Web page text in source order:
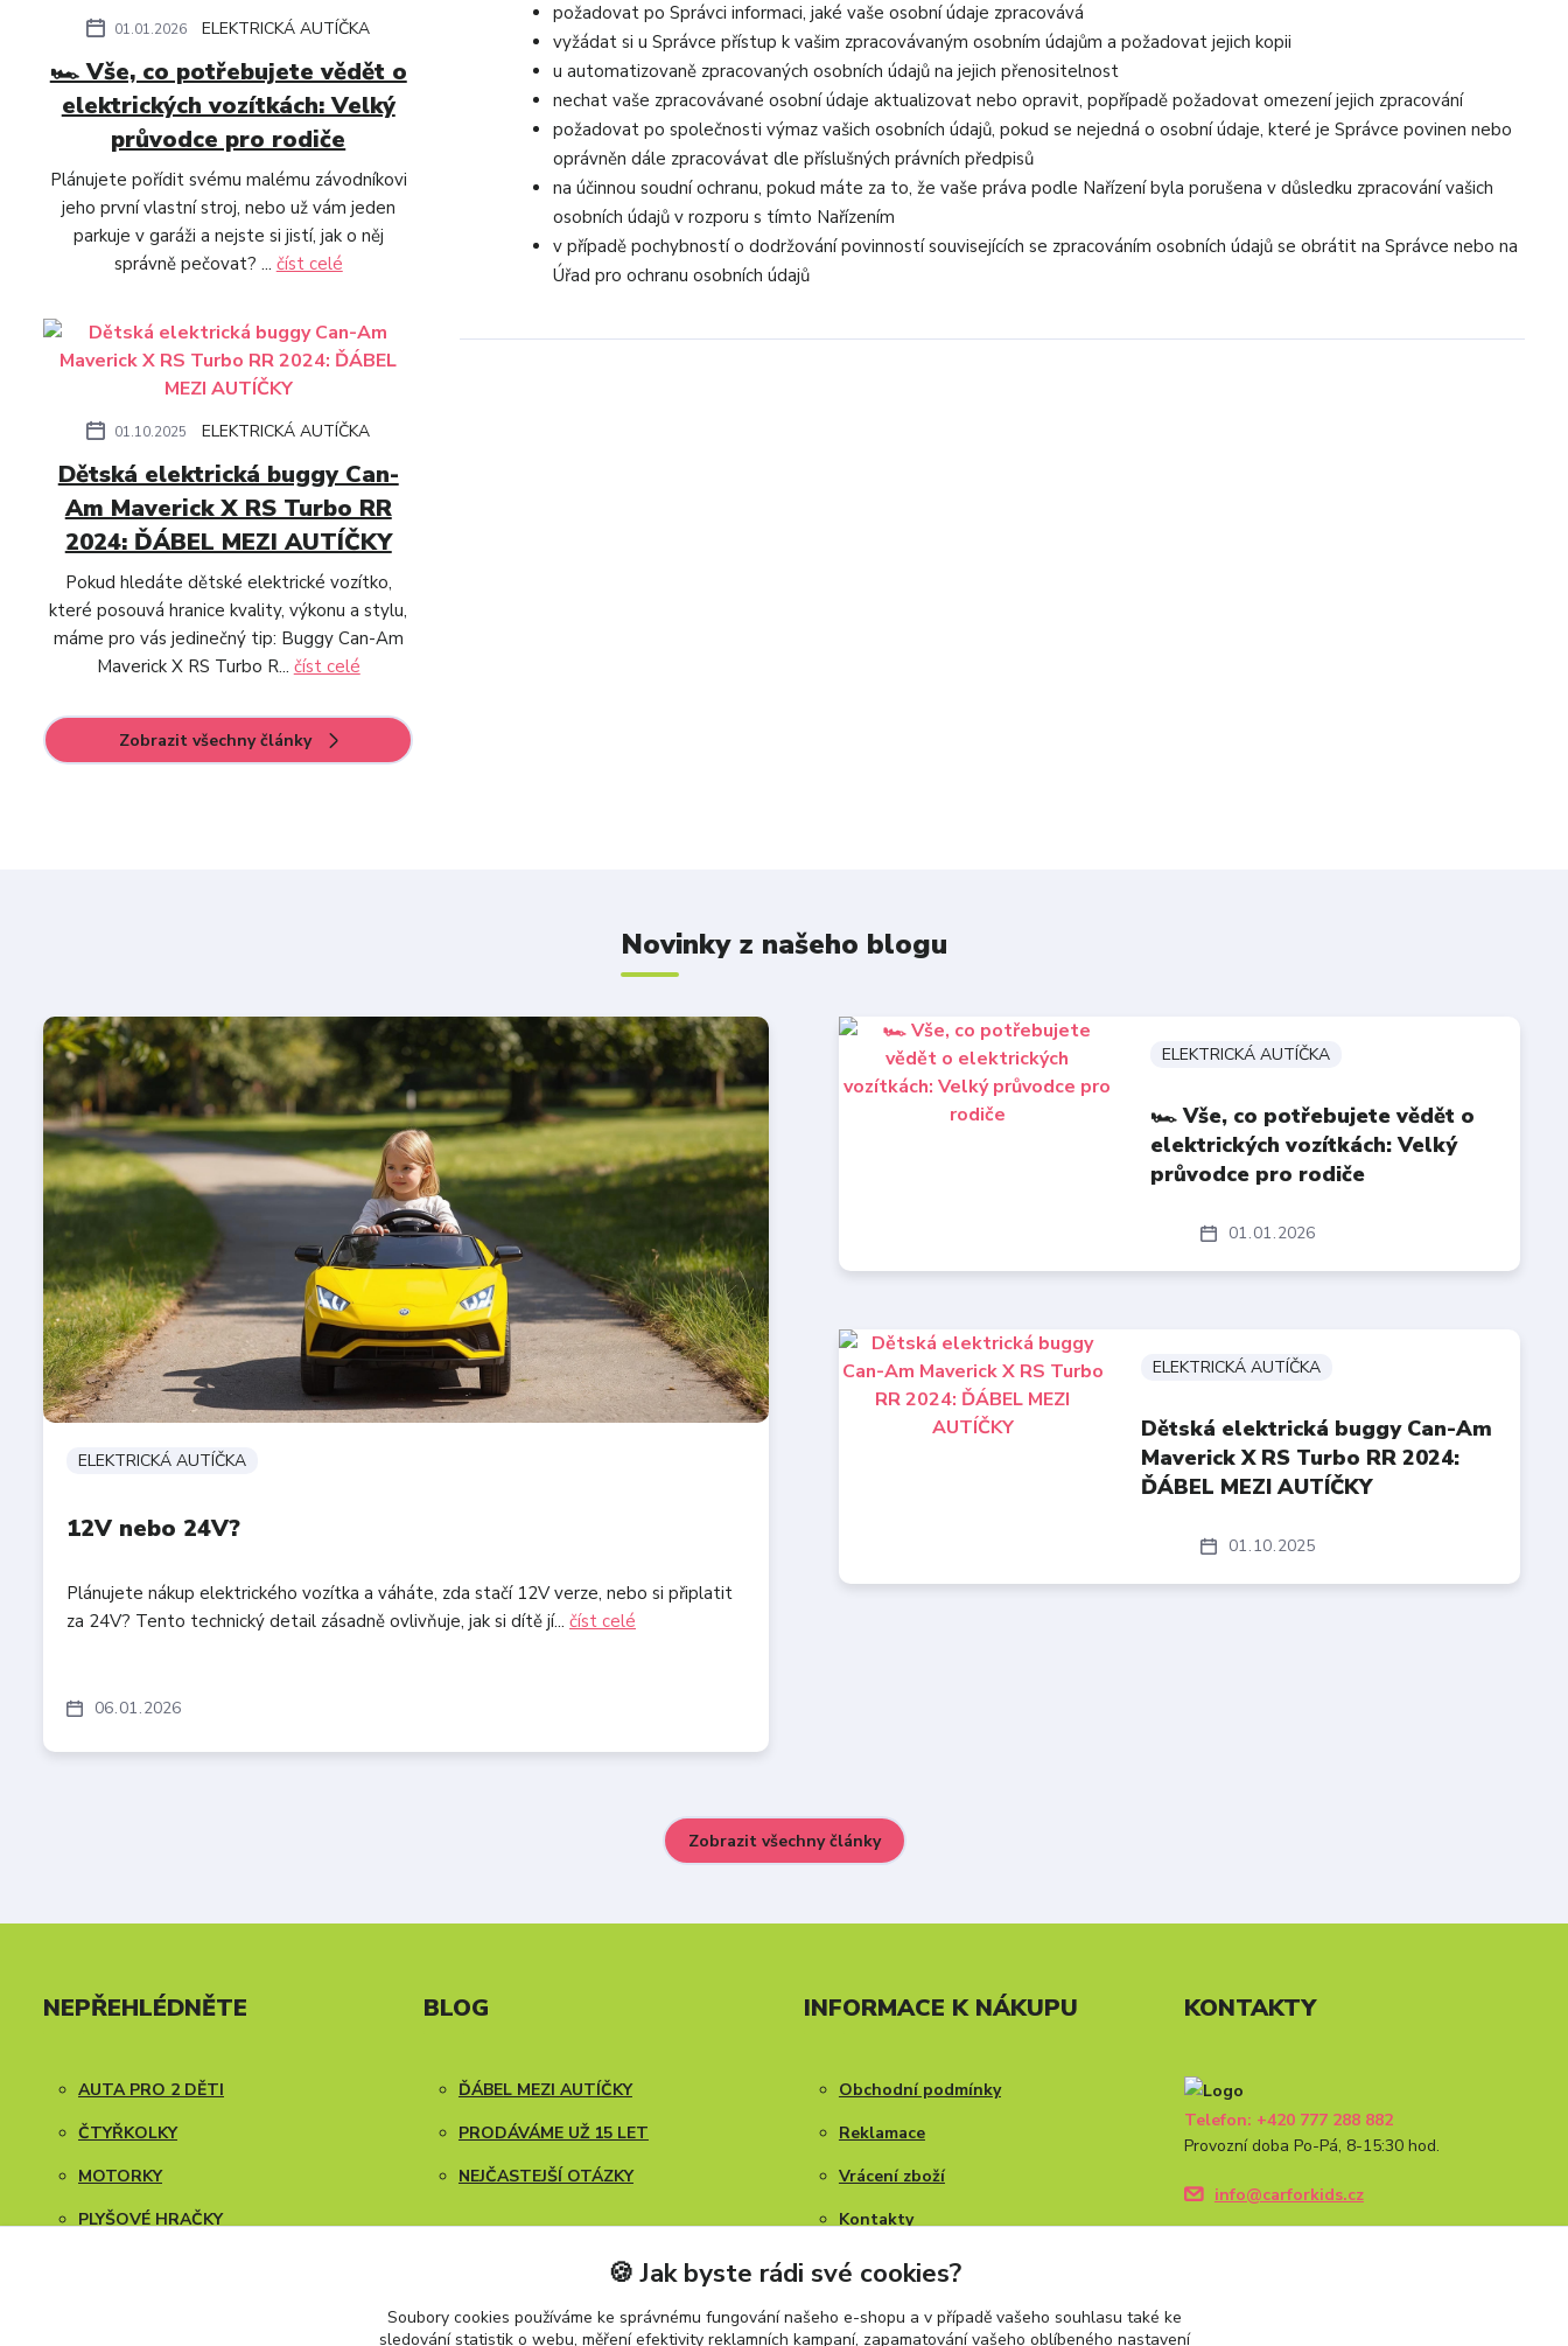
01.01.2026 ELEKTRICKÁ AUTÍČKA
🏎️ Vše, co potřebujete vědět o
elektrických vozítkách: Velký
průvodce pro rodiče
Plánujete pořídit svému malému závodníkovi
jeho první vlastní stroj, nebo už vám jeden
parkuje v garáži a nejste si jistí, jak o něj
správně pečovat? ... číst celé
01.10.2025 ELEKTRICKÁ AUTÍČKA
Dětská elektrická buggy Can-
Am Maverick X RS Turbo RR
2024: ĎÁBEL MEZI AUTÍČKY
Pokud hledáte dětské elektrické vozítko,
které posouvá hranice kvality, výkonu a stylu,
máme pro vás jedinečný tip: Buggy Can-Am
Maverick X RS Turbo R... číst celé
Zobrazit všechny články
požadovat po Správci informaci, jaké vaše osobní údaje zpracovává
vyžádat si u Správce přístup k vašim zpracovávaným osobním údajům a požadovat jejich kopii
u automatizovaně zpracovaných osobních údajů na jejich přenositelnost
nechat vaše zpracovávané osobní údaje aktualizovat nebo opravit, popřípadě požadovat omezení jejich zpracování
požadovat po společnosti výmaz vašich osobních údajů, pokud se nejedná o osobní údaje, které je Správce povinen nebo
oprávněn dále zpracovávat dle příslušných právních předpisů
na účinnou soudní ochranu, pokud máte za to, že vaše práva podle Nařízení byla porušena v důsledku zpracování vašich
osobních údajů v rozporu s tímto Nařízením
v případě pochybností o dodržování povinností souvisejících se zpracováním osobních údajů se obrátit na Správce nebo na
Úřad pro ochranu osobních údajů
Novinky z našeho blogu
06 01 2026
ELEKTRICKÁ AUTÍČKA
12V nebo 24V?
Plánujete nákup elektrického vozítka a váháte, zda stačí 12V verze, nebo si připlatit
za 24V? Tento technický detail zásadně ovlivňuje, jak si dítě jí... číst celé
01 01 2026
ELEKTRICKÁ AUTÍČKA
🏎️ Vše, co potřebujete vědět o
elektrických vozítkách: Velký
průvodce pro rodiče
01 10 2025
ELEKTRICKÁ AUTÍČKA
Dětská elektrická buggy Can-Am
Maverick X RS Turbo RR 2024:
ĎÁBEL MEZI AUTÍČKY
Zobrazit všechny články
NEPŘEHLÉDNĚTE
AUTA PRO 2 DĚTI
ČTYŘKOLKY
MOTORKY
PLYŠOVÉ HRAČKY
BLOG
ĎÁBEL MEZI AUTÍČKY
PRODÁVÁME UŽ 15 LET
NEJČASTEJŠÍ OTÁZKY
INFORMACE K NÁKUPU
Obchodní podmínky
Reklamace
Vrácení zboží
Kontakty
Blog
KONTAKTY
Telefon: +420 777 288 882
Provozní doba Po-Pá, 8-15:30 hod.
info@carforkids.cz
🍪 Jak byste rádi své cookies?
Soubory cookies používáme ke správnému fungování našeho e-shopu a v případě vašeho souhlasu také ke
sledování statistik o webu, měření efektivity reklamních kampaní, zapamatování vašeho oblíbeného nastavení